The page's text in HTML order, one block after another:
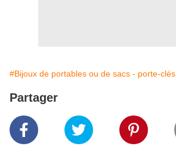
#Bijoux de portables ou de sacs - porte-clés
Partager